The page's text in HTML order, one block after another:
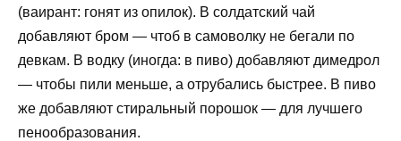
(ваирант: гонят из опилок). В солдатский чай
добавляют бром — чтоб в самоволку не бегали по
девкам. В водку (иногда: в пиво) добавляют димедрол
— чтобы пили меньше, а отрубались быстрее. В пиво
же добавляют стиральный порошок — для лучшего
пенообразования.